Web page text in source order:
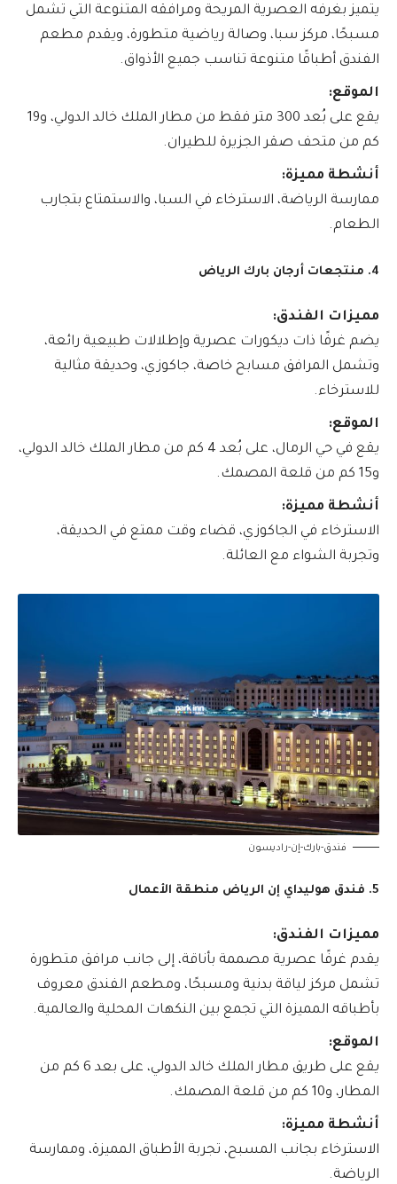
يتميز بغرفه العصرية المريحة ومرافقه المتنوعة التي تشمل
مسبحًا، مركز سبا، وصالة رياضية متطورة، ويقدم مطعم
الفندق أطباقًا متنوعة تناسب جميع الأذواق.
الموقع:
يقع على بُعد 300 متر فقط من مطار الملك خالد الدولي، و19
كم من متحف صقر الجزيرة للطيران.
أنشطة مميزة:
ممارسة الرياضة، الاسترخاء في السبا، والاستمتاع بتجارب
الطعام.
4. منتجعات أرجان بارك الرياض
مميزات الفندق:
يضم غرفًا ذات ديكورات عصرية وإطلالات طبيعية رائعة،
وتشمل المرافق مسابح خاصة، جاكوزي، وحديقة مثالية
للاسترخاء.
الموقع:
يقع في حي الرمال، على بُعد 4 كم من مطار الملك خالد الدولي،
و15 كم من قلعة المصمك.
أنشطة مميزة:
الاسترخاء في الجاكوزي، قضاء وقت ممتع في الحديقة،
وتجربة الشواء مع العائلة.
فندق-بارك-إن-راديسون
5. فندق هوليداي إن الرياض منطقة الأعمال
مميزات الفندق:
يقدم غرفًا عصرية مصممة بأناقة، إلى جانب مرافق متطورة
تشمل مركز لياقة بدنية ومسبحًا، ومطعم الفندق معروف
بأطباقه المميزة التي تجمع بين النكهات المحلية والعالمية.
الموقع:
يقع على طريق مطار الملك خالد الدولي، على بعد 6 كم من
المطار، و10 كم من قلعة المصمك.
أنشطة مميزة:
الاسترخاء بجانب المسبح، تجربة الأطباق المميزة، وممارسة
الرياضة.